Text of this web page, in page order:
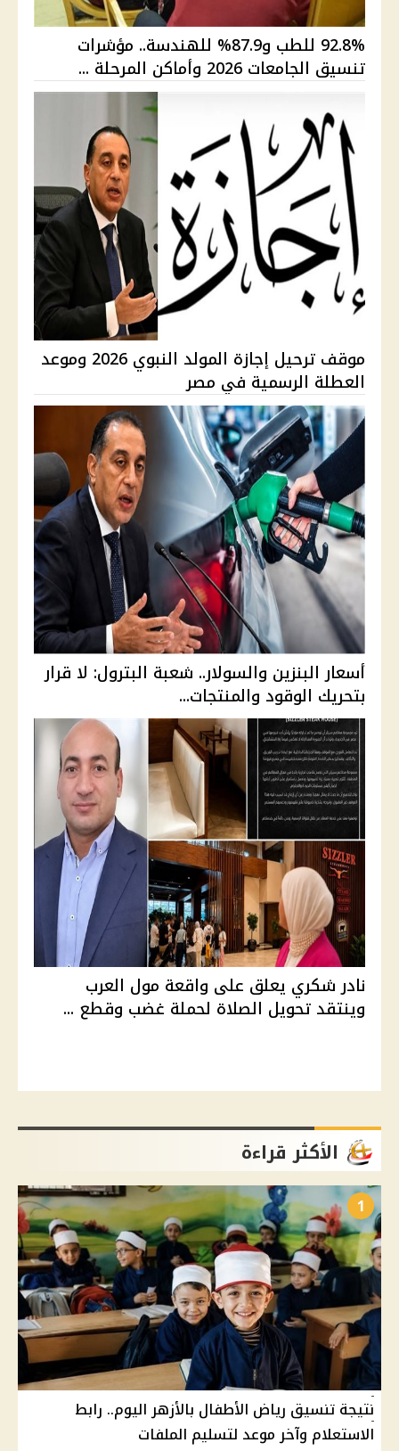
92.8% للطب و87.9% للهندسة.. مؤشرات
تنسيق الجامعات 2026 وأماكن المرحلة ...
موقف ترحيل إجازة المولد النبوي 2026 وموعد
العطلة الرسمية في مصر
أسعار البنزين والسولار.. شعبة البترول: لا قرار
بتحريك الوقود والمنتجات...
نادر شكري يعلق على واقعة مول العرب
وينتقد تحويل الصلاة لحملة غضب وقطع ...
الأكثر قراءة
1
نتيجة تنسيق رياض الأطفال بالأزهر اليوم.. رابط
الاستعلام وآخر موعد لتسليم الملفات